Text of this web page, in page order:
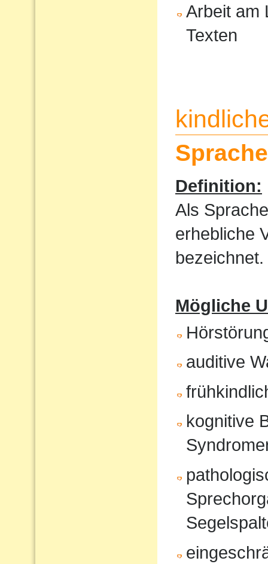
Arbeit am
Texten
Definition:
Als
erhebliche
bezeichnet.
Mögliche
auditive
kognitive